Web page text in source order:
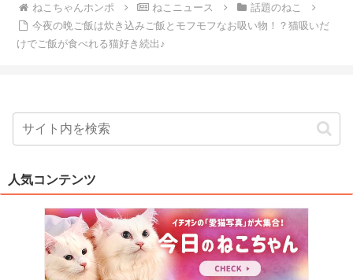
ねこちゃんホンポ ねこニュース
話題のねこ
今夜の晩ご飯は炊き込みご飯とモフモフなお吸い物！？猫吸いだ
けでご飯が食べれる猫好き続出♪
人気コンテンツ